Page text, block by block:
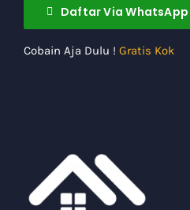
Daftar Via WhatsApp
Cobain Aja Dulu ! Gratis Kok